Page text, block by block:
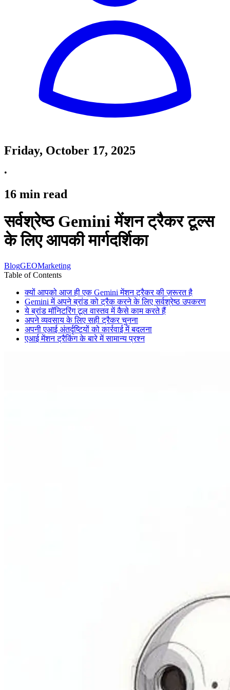
Friday, October 17, 2025
•
16 min read
सर्वश्रेष्ठ Gemini मेंशन ट्रैकर टूल्स
के लिए आपकी मार्गदर्शिका
BlogGEOMarketing
Table of Contents
क्यों आपको आज ही एक Gemini मेंशन ट्रैकर की ज़रूरत है
Gemini में अपने ब्रांड को ट्रैक करने के लिए सर्वश्रेष्ठ उपकरण
ये ब्रांड मॉनिटरिंग टूल वास्तव में कैसे काम करते हैं
अपने व्यवसाय के लिए सही ट्रैकर चुनना
अपनी एआई अंतर्दृष्टियों को कार्रवाई में बदलना
एआई मेंशन ट्रैकिंग के बारे में सामान्य प्रश्न